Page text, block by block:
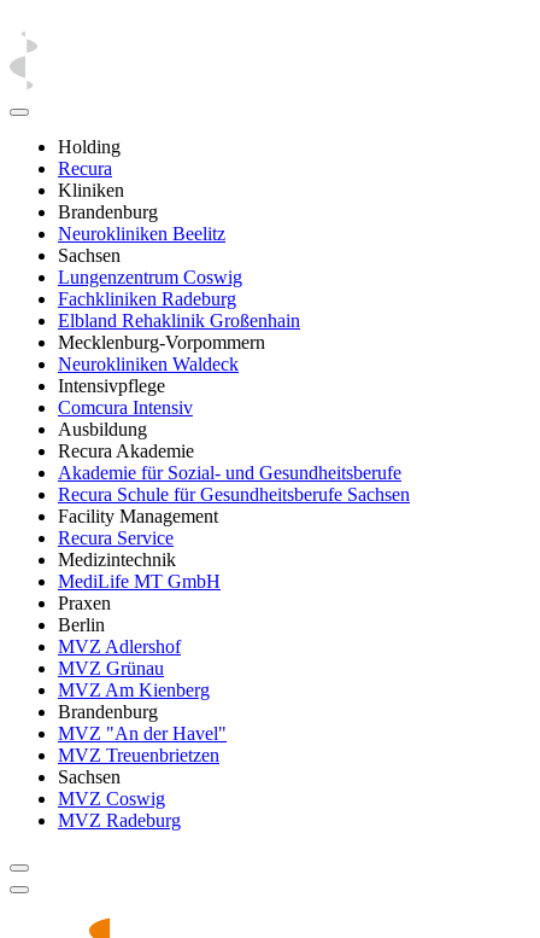
Holding
Recura
Kliniken
Brandenburg
Neurokliniken Beelitz
Sachsen
Lungenzentrum Coswig
Fachkliniken Radeburg
Elbland Rehaklinik Großenhain
Mecklenburg-Vorpommern
Neurokliniken Waldeck
Intensivpflege
Comcura Intensiv
Ausbildung
Recura Akademie
Akademie für Sozial- und Gesundheitsberufe
Recura Schule für Gesundheitsberufe Sachsen
Facility Management
Recura Service
Medizintechnik
MediLife MT GmbH
Praxen
Berlin
MVZ Adlershof
MVZ Grünau
MVZ Am Kienberg
Brandenburg
MVZ "An der Havel"
MVZ Treuenbrietzen
Sachsen
MVZ Coswig
MVZ Radeburg